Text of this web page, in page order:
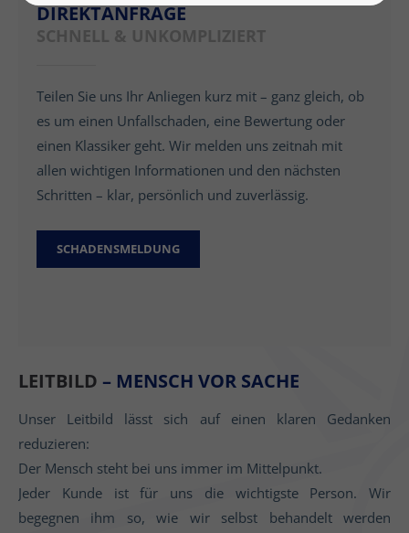
DIREKTANFRAGE
SCHNELL & UNKOMPLIZIERT
Teilen Sie uns Ihr Anliegen kurz mit – ganz gleich, ob
es um einen Unfallschaden, eine Bewertung oder
einen Klassiker geht. Wir melden uns zeitnah mit
allen wichtigen Informationen und den nächsten
Schritten – klar, persönlich und zuverlässig.
SCHADENSMELDUNG
LEITBILD – MENSCH VOR SACHE
Unser Leitbild lässt sich auf einen klaren Gedanken
reduzieren:
Der Mensch steht bei uns immer im Mittelpunkt.
Jeder Kunde ist für uns die wichtigste Person. Wir
begegnen ihm so, wie wir selbst behandelt werden